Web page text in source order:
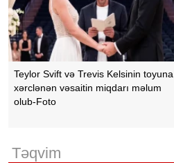
Teylor Svift və Trevis Kelsinin toyuna
xərclənən vəsaitin miqdarı məlum
olub-Foto
Təqvim